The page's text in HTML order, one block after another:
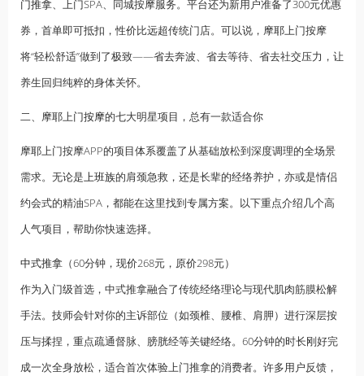
门推拿、上门SPA、同城按摩服务。平台还为新用户准备了300元优惠
券，首单即可抵扣，性价比远超传统门店。可以说，摩耶上门按摩
将“轻松舒适”做到了极致——省去奔波、省去等待、省去社交压力，让
养生回归纯粹的身体关怀。
二、摩耶上门按摩的七大明星项目，总有一款适合你
摩耶上门按摩APP的项目体系覆盖了从基础放松到深度调理的全场景
需求。无论是上班族的肩颈急救，还是长辈的经络养护，亦或是情侣
约会式的精油SPA，都能在这里找到专属方案。以下重点介绍几个高
人气项目，帮助你快速选择。
中式推拿 （60分钟，现价268元，原价298元）
作为入门级首选，中式推拿融合了传统经络理论与现代肌肉筋膜松解
手法。技师会针对你的主诉部位（如颈椎、腰椎、肩胛）进行深层按
压与揉捏，重点疏通督脉、膀胱经等关键经络。60分钟的时长刚好完
成一次全身放松，适合首次体验上门推拿的消费者。许多用户反馈，